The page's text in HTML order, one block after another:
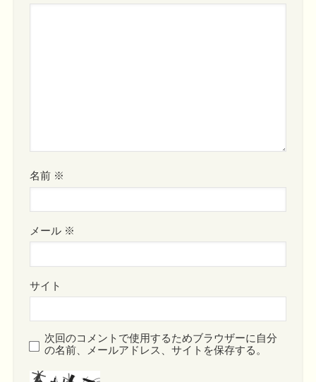
名前 ※
メール ※
サイト
次回のコメントで使用するためブラウザーに自分
の名前、メールアドレス、サイトを保存する。